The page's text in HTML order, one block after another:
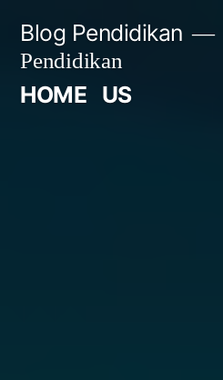
content
Blog Pendidikan
Pendidikan
HOME US